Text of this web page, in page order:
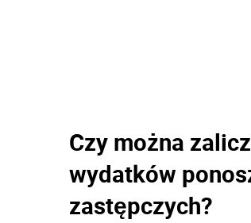
Czy można
wydatków
zastępczych?